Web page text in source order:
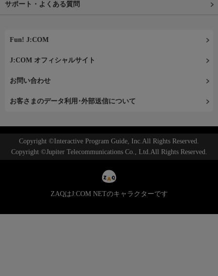
サポート・よくある質問
Fun! J:COM
J:COM オフィシャルサイト
お問い合わせ
お客さまのデータ利用･外部送信について
Copyright ©Interactive Program Guide, Inc.All Rights Reserved.
Copyright ©Jupiter Telecommunications Co., Ltd.All Rights Reserved.
ZAQはJ:COM NETのキャラクターです